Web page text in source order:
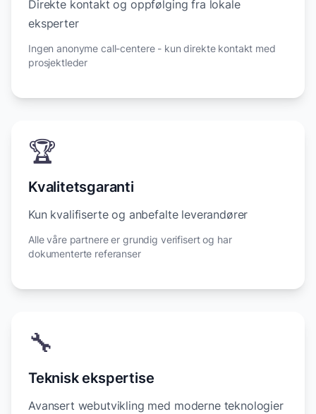
Direkte kontakt og oppfølging fra lokale
eksperter
Ingen anonyme call-centere - kun direkte kontakt med
prosjektleder
🏆
Kvalitetsgaranti
Kun kvalifiserte og anbefalte leverandører
Alle våre partnere er grundig verifisert og har
dokumenterte referanser
🔧
Teknisk ekspertise
Avansert webutvikling med moderne teknologier